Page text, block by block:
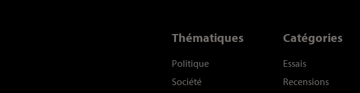
Thématiques
Politique
Société
Catégories
Essais
Recensions